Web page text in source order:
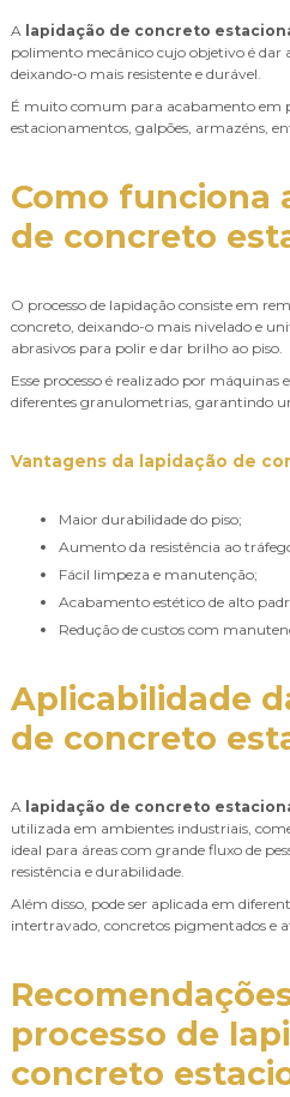
A lapidação de concreto
polimento mecânico cujo objetivo é dar
deixando-o mais resistente e durável.
É muito comum para acabamento em
estacionamentos, galpões, armazéns,
Como funciona
de concreto
O processo de lapidação consiste em
concreto, deixando-o mais nivelado e
abrasivos para polir e dar brilho ao piso.
Esse processo é realizado por máquinas
diferentes granulometrias, garantindo
Vantagens da lapidação de
Maior durabilidade do piso;
Aumento da resistência ao
Fácil limpeza e manutenção;
Acabamento estético de alto
Redução de custos com
Aplicabilidade
de concreto
A lapidação de concreto
utilizada em ambientes industriais,
ideal para áreas com grande fluxo de
resistência e durabilidade.
Além disso, pode ser aplicada em
intertravado, concretos pigmentados e
processo de
concreto